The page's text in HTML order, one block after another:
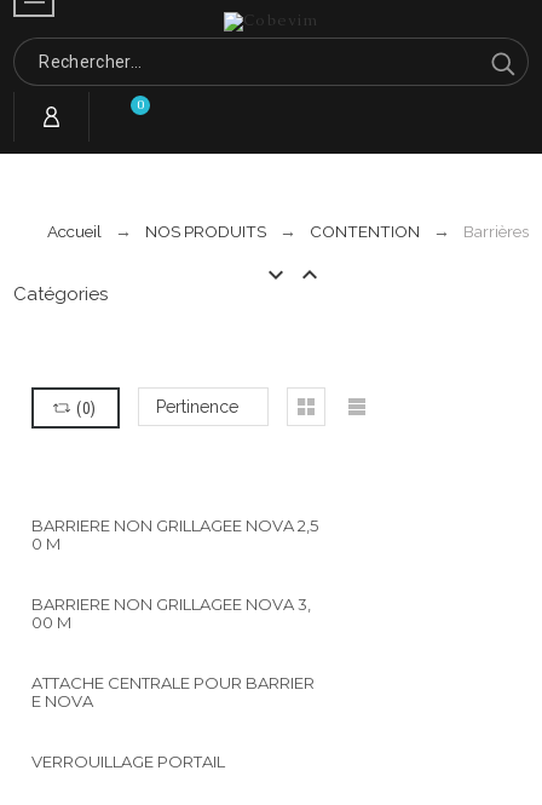
0
Accueil NOS PRODUITS CONTENTION Barrières
Catégories
 
(0) Pertinence
BARRIERE NON GRILLAGEE NOVA 2,5
0 M
BARRIERE NON GRILLAGEE NOVA 3,
00 M
ATTACHE CENTRALE POUR BARRIER
E NOVA
VERROUILLAGE PORTAIL